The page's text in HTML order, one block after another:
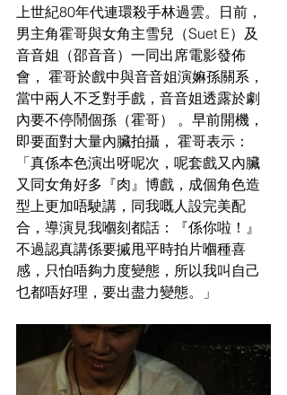
上世紀80年代連環殺手林過雲。日前，
男主角霍哥與女角主雪兒（Suet E）及
音音姐（邵音音）一同出席電影發佈
會， 霍哥於戲中與音音姐演嫲孫關系，
當中兩人不乏對手戲，音音姐透露於劇
內要不停鬧個孫（霍哥） 。早前開機，
即要面對大量內臟拍攝， 霍哥表示：
「真係本色演出呀呢次，呢套戲又內臟
又同女角好多『肉』博戲，成個角色造
型上更加唔駛講，同我嘅人設完美配
合， 導演見我嗰刻都話：『係你啦！』
不過認真講係要摵甩平時拍片嗰種喜
感，只怕唔夠力度變態，所以我叫自己
乜都唔好理，要出盡力變態。」